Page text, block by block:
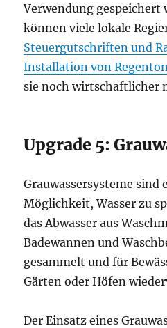
Verwendung gespeichert
können viele lokale
Steuergutschriften und
Installation von
sie noch wirtschaftlicher
Upgrade 5:
Grauwassersysteme sind
Möglichkeit, Wasser zu
das Abwasser aus
Badewannen und
gesammelt und für
Gärten oder Höfen
Der Einsatz eines